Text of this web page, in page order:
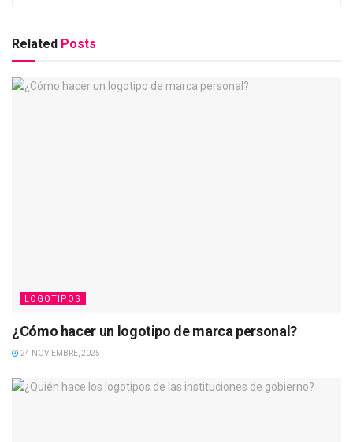
Related Posts
LOGOTIPOS
¿Cómo hacer un logotipo de marca personal?
24 NOVIEMBRE, 2025